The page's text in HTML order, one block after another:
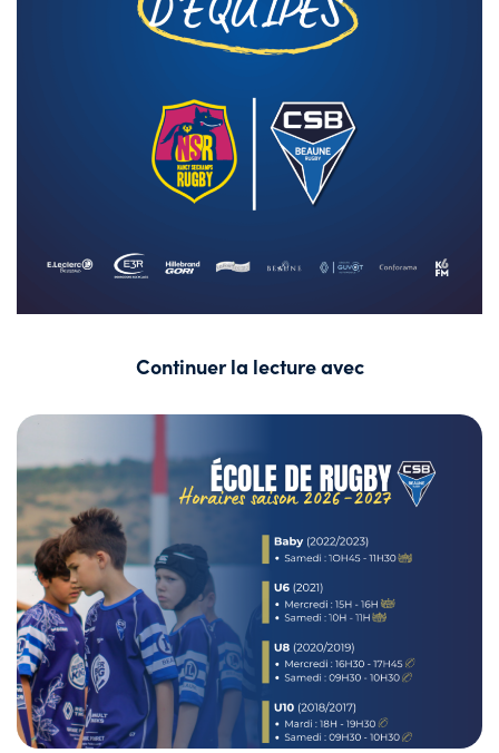
Continuer la lecture avec